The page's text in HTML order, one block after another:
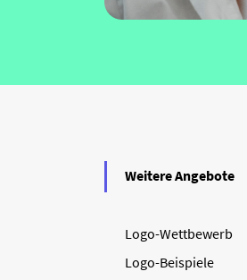
Weitere Angebote
Logo-Wettbewerb
Logo-Beispiele